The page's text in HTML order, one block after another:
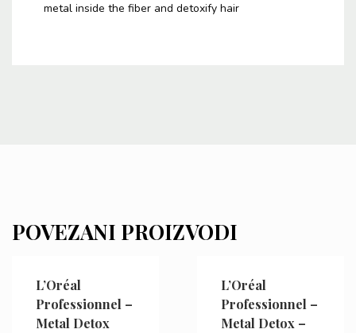
metal inside the fiber and detoxify hair
POVEZANI PROIZVODI
L’Oréal
Professionnel –
Metal Detox
L’Oréal
Professionnel –
Metal Detox –